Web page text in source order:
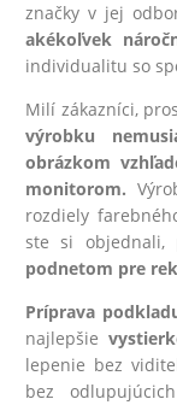
značky v jej
akékoľvek
individualitu so
Milí zákazníci,
výrobku
obrázkom
monitorom.
rozdiely
ste si objednali,
podnetom pre
Príprava
najlepšie
lepenie bez
bez